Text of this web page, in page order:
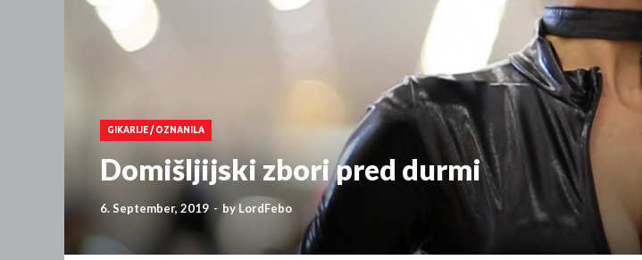
GIKARIJE/ OZNANILA
Domišljijski zbori pred durmi
6. September, 2019 - by LordFebo